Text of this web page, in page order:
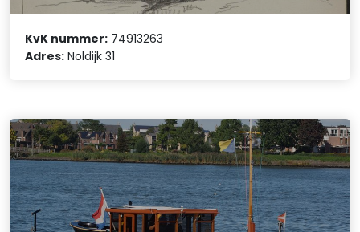
KvK nummer: 74913263
Adres: Noldijk 31